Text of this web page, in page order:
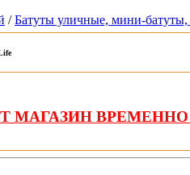
/Батуты уличные, мини-
МАГАЗИН